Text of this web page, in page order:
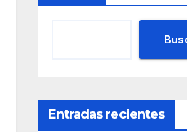
Entradas recientes